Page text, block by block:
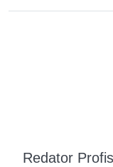
Redator